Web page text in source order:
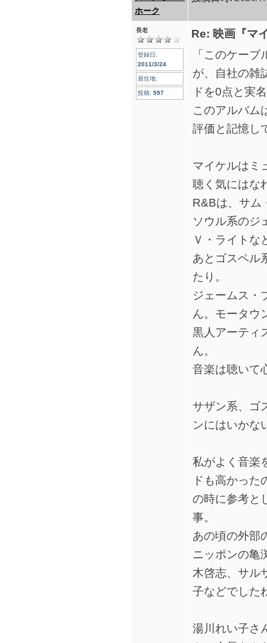
ホーク
長老
登録日:
2011/3/24
居住地:
投稿: 597
Re: 映画『マ
「このケー
が、自社の雑
ドを0点と実
このアルバム
評価と記憶し
マイケルはミ
聴く気にはな
R&Bは、サム
ソウル系のジ
Ｖ・ライトな
あとゴスペル
たり。
ジェームス・
ん。モータウ
黒人アーティ
ん。
音楽は聴いて
サザン系、ゴ
ンにはいかな
私がよく音楽
ドも高かった
の時に参考と
事。
あの頃の外部
ニッポンの亀
木啓志、サル
子などでした
湯川れい子さ